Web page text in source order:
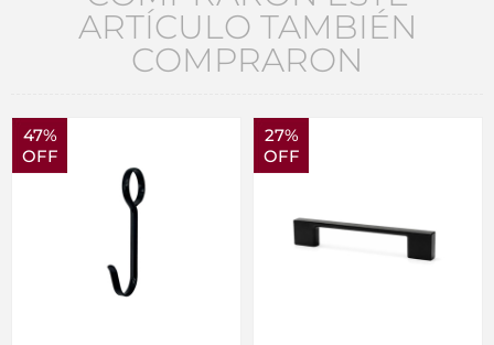
ARTÍCULO TAMBIÉN
COMPRARON
47%
OFF
27%
OFF